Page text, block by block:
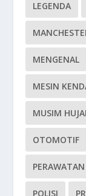
LEGENDA
MENGENAL
MESIN
MUSIM
OTOMOTIF
POLISI